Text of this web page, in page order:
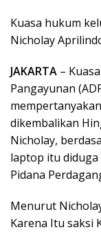
Kuasa hukum
Nicholay
JAKARTA –
Pangayunan
dikembalikan
Nicholay,
laptop itu
Pidana
Menurut
Karena Itu saksi